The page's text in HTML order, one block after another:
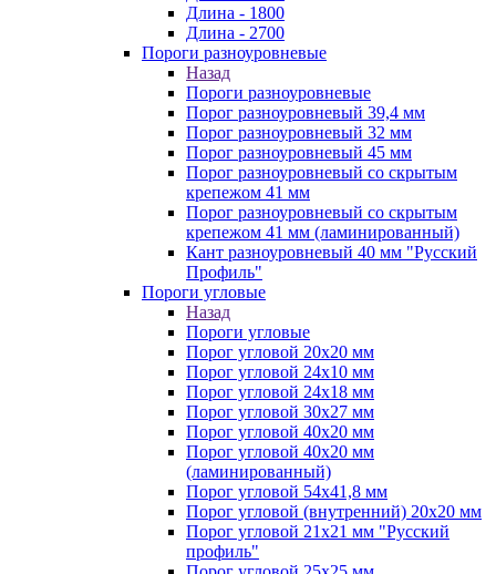
Длина - 1800
Длина - 2700
Пороги разноуровневые
Назад
Пороги разноуровневые
Порог разноуровневый 39,4 мм
Порог разноуровневый 32 мм
Порог разноуровневый 45 мм
Порог разноуровневый со скрытым
крепежом 41 мм
Порог разноуровневый со скрытым
крепежом 41 мм (ламинированный)
Кант разноуровневый 40 мм "Русский
Профиль"
Пороги угловые
Назад
Пороги угловые
Порог угловой 20х20 мм
Порог угловой 24х10 мм
Порог угловой 24х18 мм
Порог угловой 30х27 мм
Порог угловой 40х20 мм
Порог угловой 40х20 мм
(ламинированный)
Порог угловой 54х41,8 мм
Порог угловой (внутренний) 20х20 мм
Порог угловой 21х21 мм "Русский
профиль"